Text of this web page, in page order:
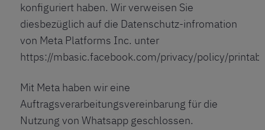
konfiguriert haben. Wir verweisen Sie
diesbezüglich auf die Datenschutz-infromation
von Meta Platforms Inc. unter
https://mbasic.facebook.com/privacy/policy/
Mit Meta haben wir eine
Auftragsverarbeitungsvereinbarung für die
Nutzung von Whatsapp geschlossen.